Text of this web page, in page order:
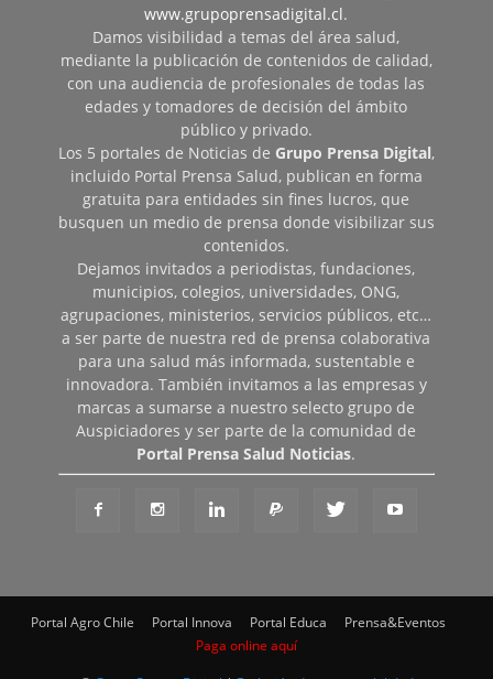
www.grupoprensadigital.cl.
Damos visibilidad a temas del área salud,
mediante la publicación de contenidos de calidad,
con una audiencia de profesionales de todas las
edades y tomadores de decisión del ámbito
público y privado.
Los 5 portales de Noticias de Grupo Prensa Digital,
incluido Portal Prensa Salud, publican en forma
gratuita para entidades sin fines lucros, que
busquen un medio de prensa donde visibilizar sus
contenidos.
Dejamos invitados a periodistas, fundaciones,
municipios, colegios, universidades, ONG,
agrupaciones, ministerios, servicios públicos, etc…
a ser parte de nuestra red de prensa colaborativa
para una salud más informada, sustentable e
innovadora. También invitamos a las empresas y
marcas a sumarse a nuestro selecto grupo de
Auspiciadores y ser parte de la comunidad de
Portal Prensa Salud Noticias.
Portal Agro Chile Portal Innova Portal Educa
Prensa&Eventos
Paga online aquí